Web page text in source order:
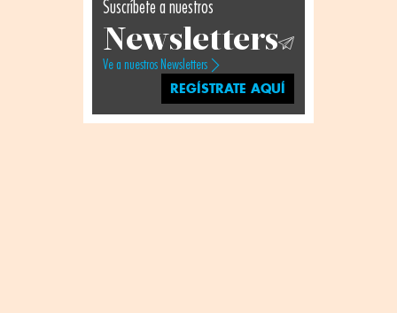
Suscríbete a nuestros
Newsletters
Ve a nuestros Newsletters
REGÍSTRATE AQUÍ